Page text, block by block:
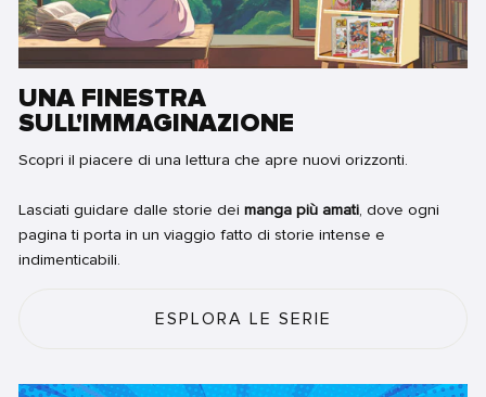
UNA FINESTRA
SULL'IMMAGINAZIONE
Scopri il piacere di una lettura che apre nuovi orizzonti.
Lasciati guidare dalle storie dei manga più amati, dove ogni
pagina ti porta in un viaggio fatto di storie intense e
indimenticabili.
ESPLORA LE SERIE